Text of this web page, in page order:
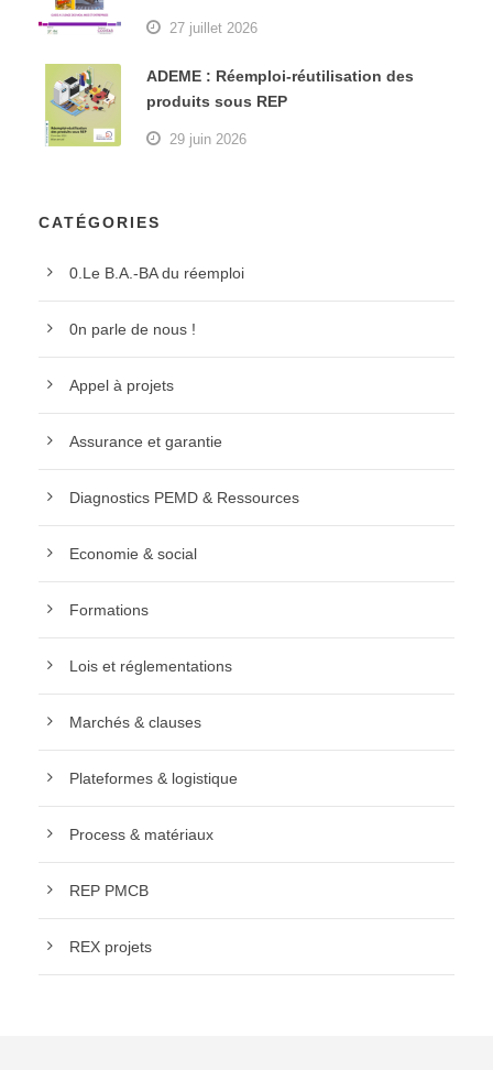
27 juillet 2026
ADEME : Réemploi-réutilisation des
produits sous REP
29 juin 2026
CATÉGORIES
0.Le B.A.-BA du réemploi
0n parle de nous !
Appel à projets
Assurance et garantie
Diagnostics PEMD & Ressources
Economie & social
Formations
Lois et réglementations
Marchés & clauses
Plateformes & logistique
Process & matériaux
REP PMCB
REX projets